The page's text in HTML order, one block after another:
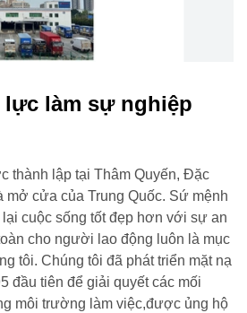
làm sự nghiệp
thành lập tại Thâm Quyến, Đặc
mở cửa của Trung Quốc. Sứ mệnh
cuộc sống tốt đẹp hơn với sự an
cho người lao động luôn là mục
tôi. Chúng tôi đã phát triển mặt nạ
đầu tiên để giải quyết các mối
môi trường làm việc,được ủng hộ